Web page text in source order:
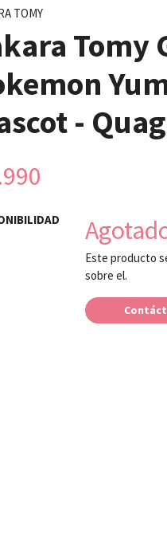
TOMY
Tomy
-
Este producto
sobre el.